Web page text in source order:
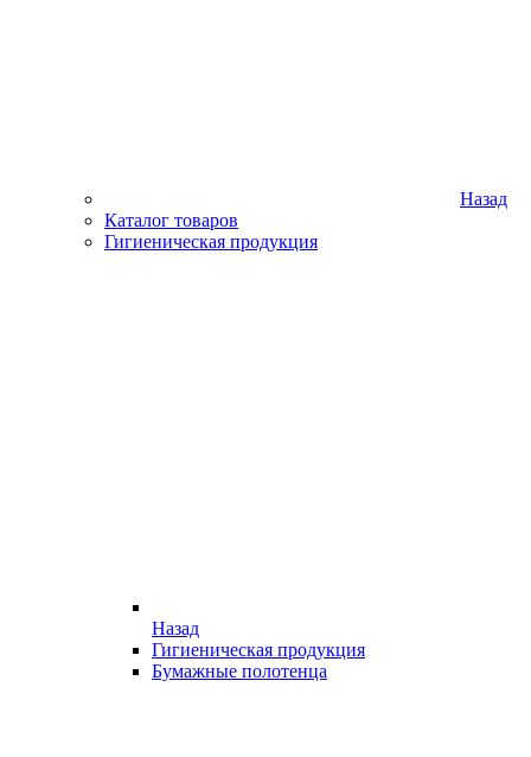
Назад
Каталог товаров
Гигиеническая продукция
Назад
Гигиеническая продукция
Бумажные полотенца